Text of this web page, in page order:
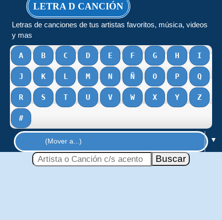
LETRA D CANCIÓN
Letras de canciones de tus artistas favoritos, música, videos
y mas
A B C D E F G H I
J K L M N Ñ O P Q
R S T U V W X Y Z
#
▼